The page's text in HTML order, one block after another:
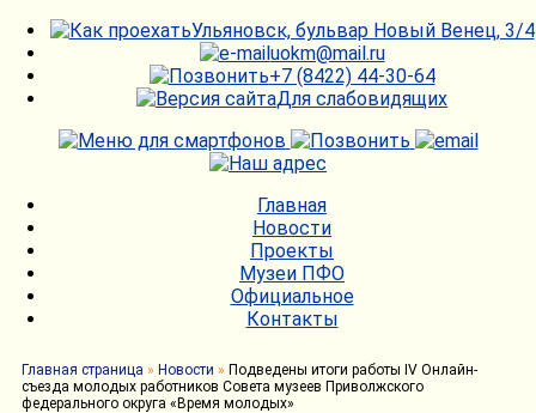
Ульяновск, бульвар Новый Венец, 3/4
uokm@mail.ru
+7 (8422) 44-30-64
Для слабовидящих
Главная
Новости
Проекты
Музеи ПФО
Официальное
Контакты
Главная страница » Новости » Подведены итоги работы IV Онлайн-
съезда молодых работников Совета музеев Приволжского
федерального округа «Время молодых»